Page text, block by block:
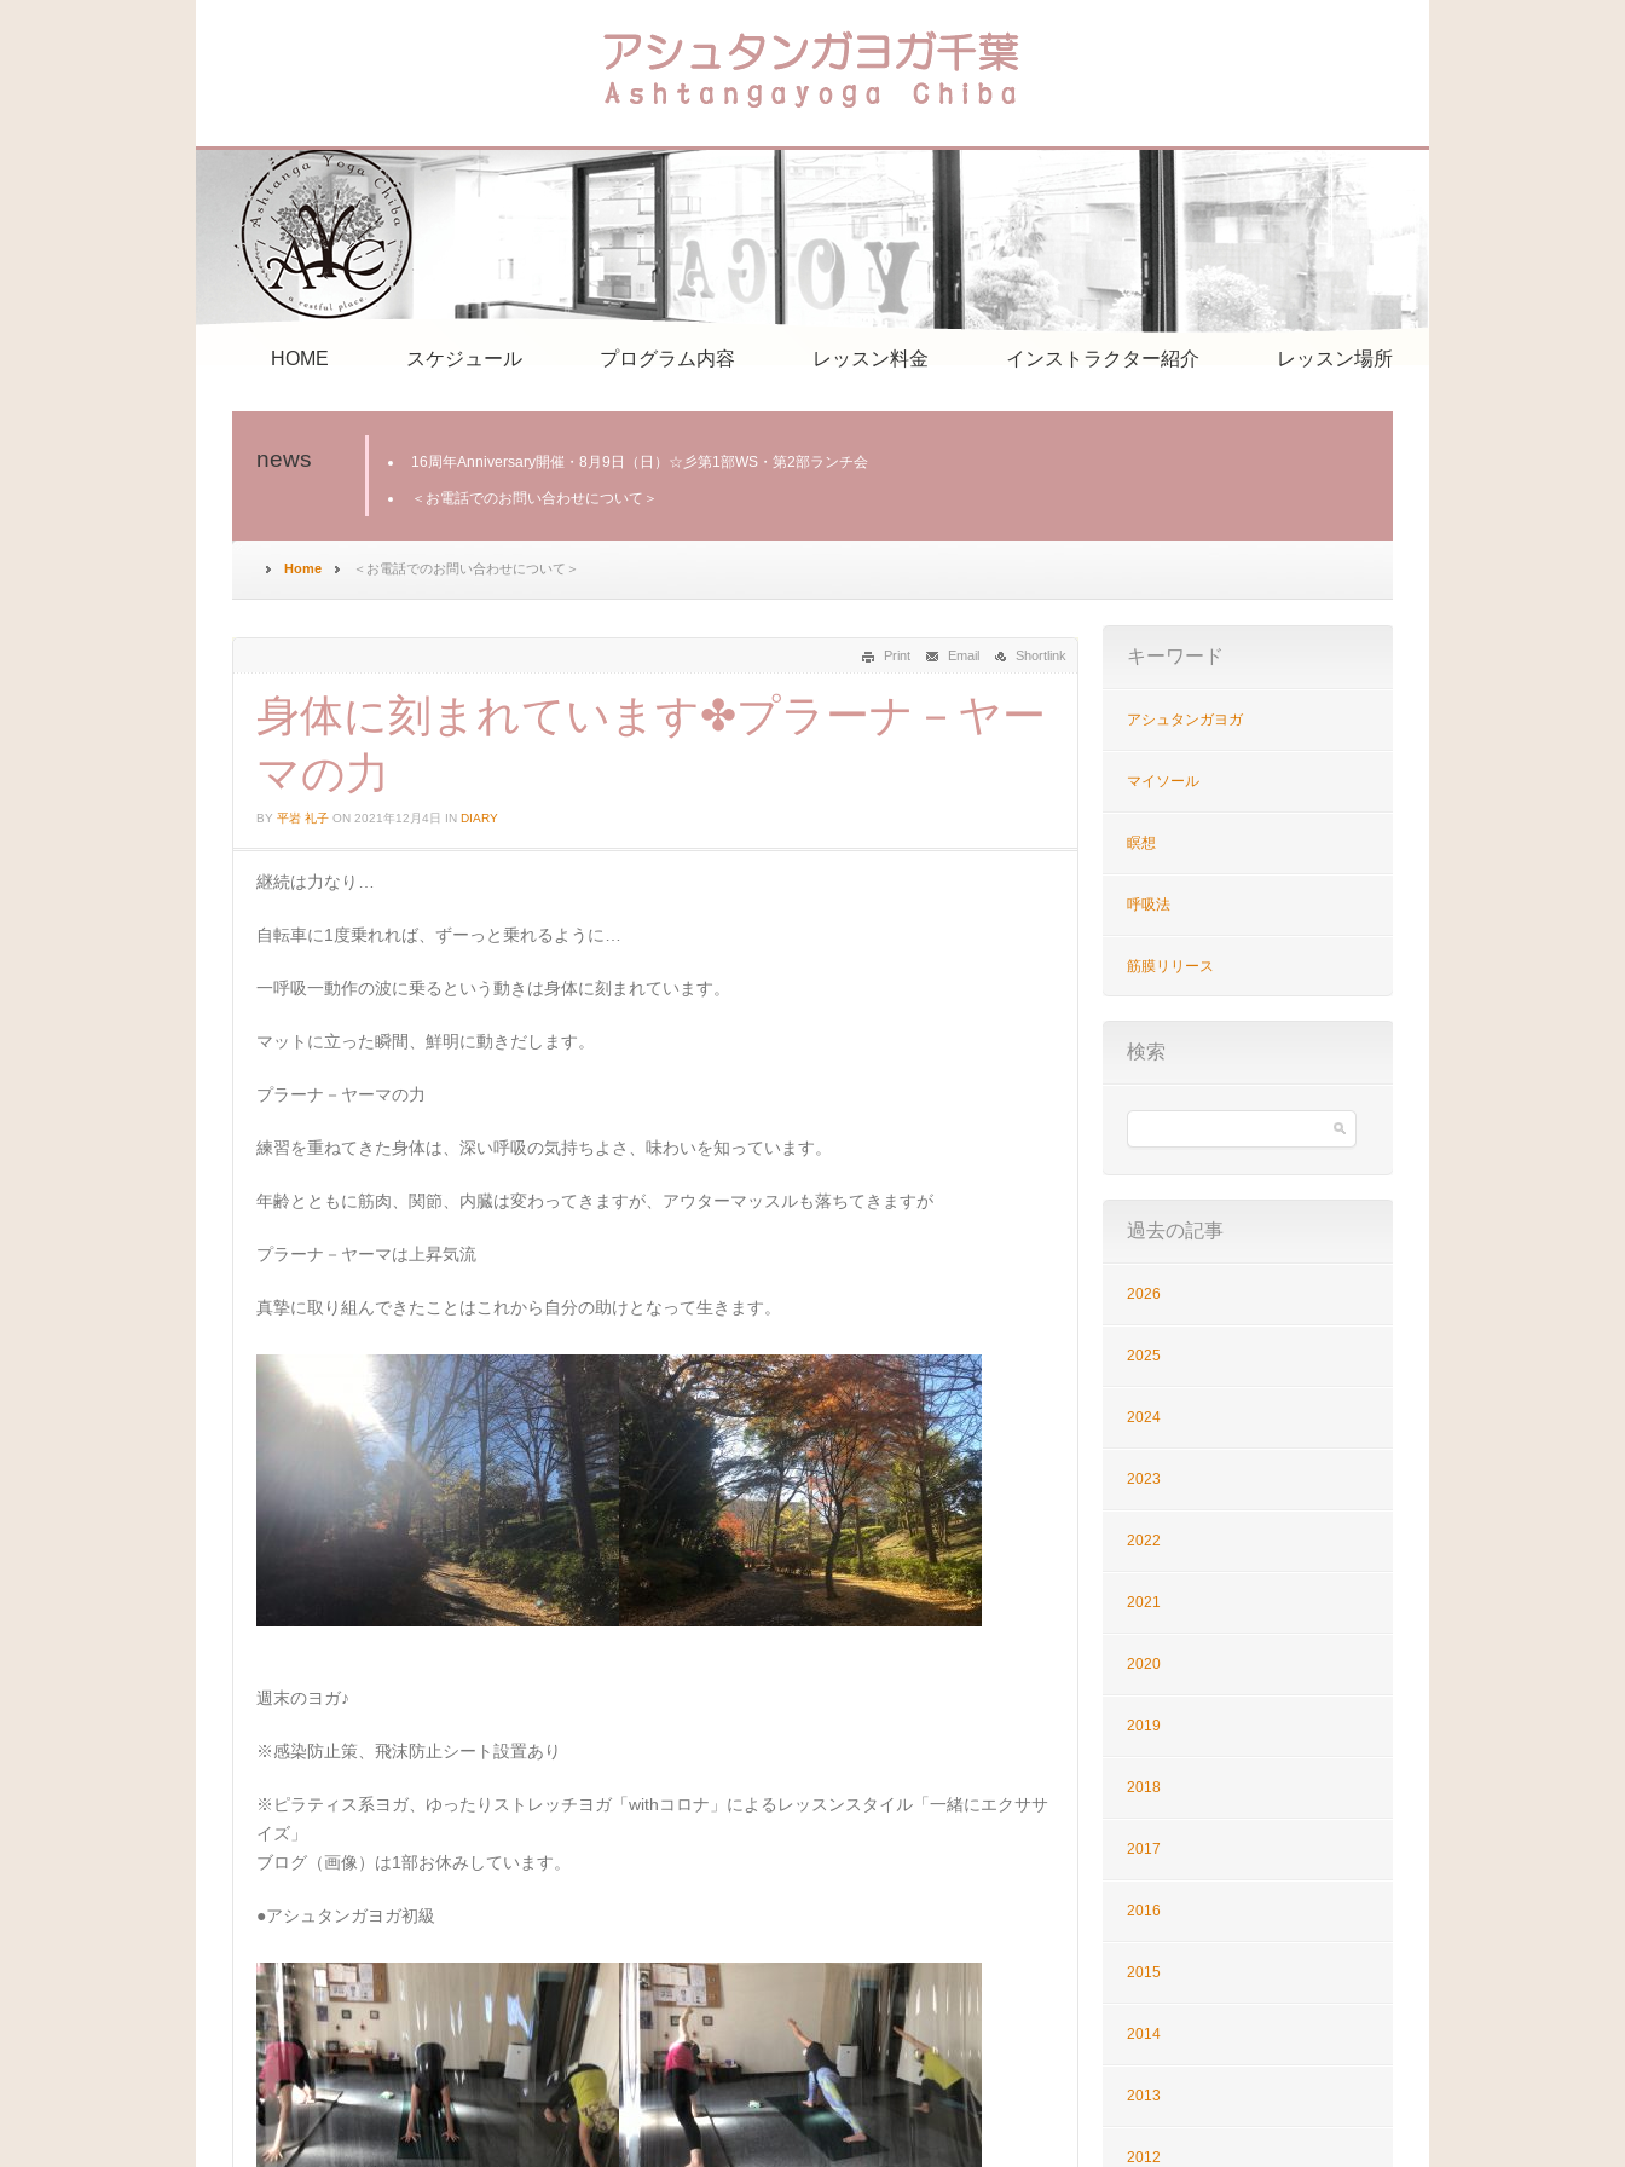
HOME スケジュール プログラム内容 レッスン料金 インストラクター紹介 レッスン場所
news 16周年Anniversary開催・8月9日（日）☆彡第1部WS・第2部ランチ会
＜お電話でのお問い合わせについて＞
Home ＜お電話でのお問い合わせについて＞
Print Email Shortlink
身体に刻まれています✤プラーナ－ヤー
マの力
BY 平岩 礼子 ON 2021年12月4日 IN DIARY
継続は力なり…
自転車に1度乗れれば、ずーっと乗れるように…
一呼吸一動作の波に乗るという動きは身体に刻まれています。
マットに立った瞬間、鮮明に動きだします。
プラーナ－ヤーマの力
練習を重ねてきた身体は、深い呼吸の気持ちよさ、味わいを知っています。
年齢とともに筋肉、関節、内臓は変わってきますが、アウターマッスルも落ちてきますが
プラーナ－ヤーマは上昇気流
真摯に取り組んできたことはこれから自分の助けとなって生きます。
週末のヨガ♪
※感染防止策、飛沫防止シート設置あり
※ピラティス系ヨガ、ゆったりストレッチヨガ「withコロナ」によるレッスンスタイル「一緒にエクササ
イズ」
ブログ（画像）は1部お休みしています。
●アシュタンガヨガ初級
キーワード
アシュタンガヨガ
マイソール
瞑想
呼吸法
筋膜リリース
検索
過去の記事
2026
2025
2024
2023
2022
2021
2020
2019
2018
2017
2016
2015
2014
2013
2012